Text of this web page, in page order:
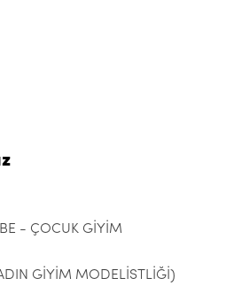
- ÇOCUK GİYİM
GİYİM MODELİSTLİĞİ)